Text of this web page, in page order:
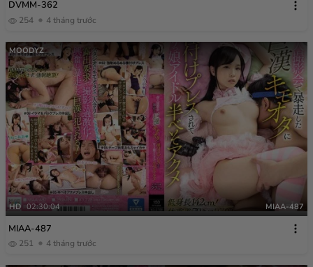
DVMM-362
254 4 tháng trước
MOODYZ
HD 02:30:04 MIAA-487
MIAA-487
251 4 tháng trước